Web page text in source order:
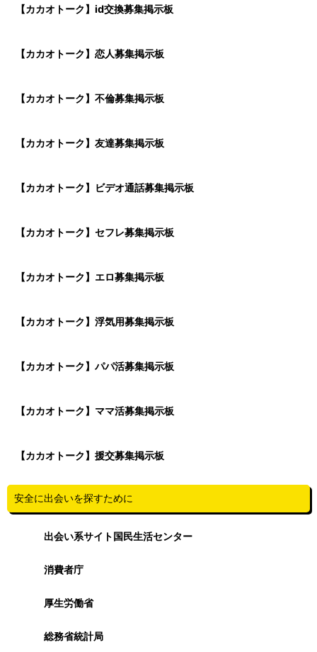
【カカオトーク】id交換募集掲示板
【カカオトーク】恋人募集掲示板
【カカオトーク】不倫募集掲示板
【カカオトーク】友達募集掲示板
【カカオトーク】ビデオ通話募集掲示板
【カカオトーク】セフレ募集掲示板
【カカオトーク】エロ募集掲示板
【カカオトーク】浮気用募集掲示板
【カカオトーク】パパ活募集掲示板
【カカオトーク】ママ活募集掲示板
【カカオトーク】援交募集掲示板
安全に出会いを探すために
出会い系サイト国民生活センター
消費者庁
厚生労働省
総務省統計局